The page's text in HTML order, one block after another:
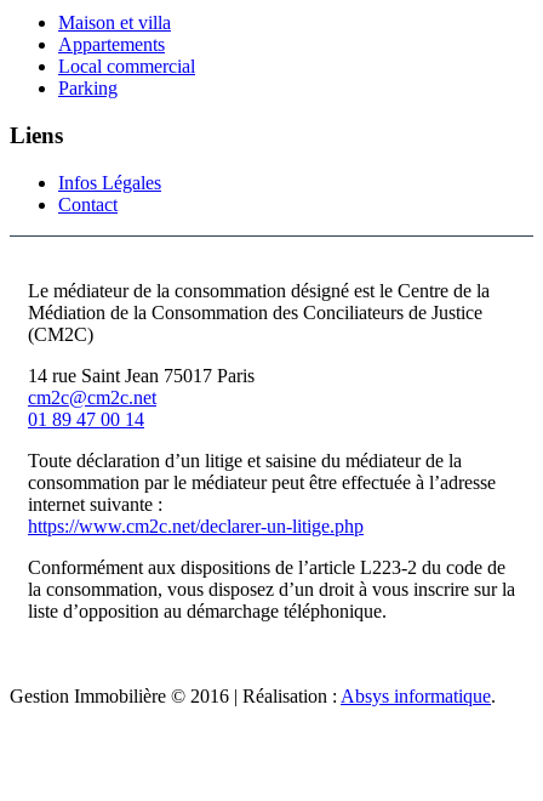
Maison et villa
Appartements
Local commercial
Parking
Liens
Infos Légales
Contact
Le médiateur de la consommation désigné est le Centre de la
Médiation de la Consommation des Conciliateurs de Justice
(CM2C)
14 rue Saint Jean 75017 Paris
cm2c@cm2c.net
01 89 47 00 14
Toute déclaration d’un litige et saisine du médiateur de la
consommation par le médiateur peut être effectuée à l’adresse
internet suivante :
https://www.cm2c.net/declarer-un-litige.php
Conformément aux dispositions de l’article L223-2 du code de
la consommation, vous disposez d’un droit à vous inscrire sur la
liste d’opposition au démarchage téléphonique.
Gestion Immobilière © 2016 | Réalisation : Absys informatique.